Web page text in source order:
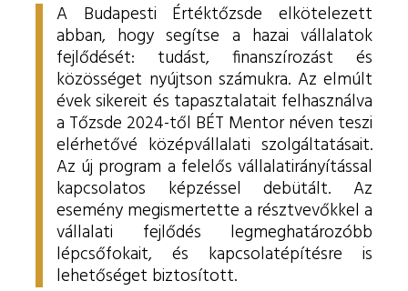
A Budapesti Értéktőzsde elkötelezett
abban, hogy segítse a hazai vállalatok
fejlődését: tudást, finanszírozást és
közösséget nyújtson számukra. Az elmúlt
évek sikereit és tapasztalatait felhasználva
a Tőzsde 2024-től BÉT Mentor néven teszi
elérhetővé középvállalati szolgáltatásait.
Az új program a felelős vállalatirányítással
kapcsolatos képzéssel debütált. Az
esemény megismertette a résztvevőkkel a
vállalati fejlődés legmeghatározóbb
lépcsőfokait, és kapcsolatépítésre is
lehetőséget biztosított.